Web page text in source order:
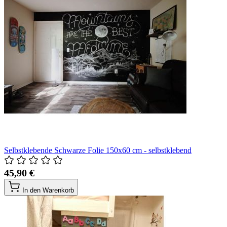
Selbstklebende Schwarze Folie 150x60 cm - selbstklebend
45,90 €
In den Warenkorb